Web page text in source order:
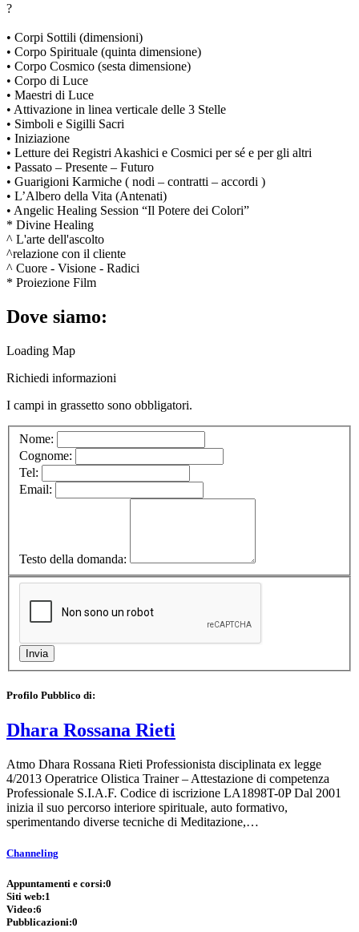
?
• Corpi Sottili (dimensioni)
• Corpo Spirituale (quinta dimensione)
• Corpo Cosmico (sesta dimensione)
• Corpo di Luce
• Maestri di Luce
• Attivazione in linea verticale delle 3 Stelle
• Simboli e Sigilli Sacri
• Iniziazione
• Letture dei Registri Akashici e Cosmici per sé e per gli altri
• Passato – Presente – Futuro
• Guarigioni Karmiche ( nodi – contratti – accordi )
• L’Albero della Vita (Antenati)
• Angelic Healing Session “Il Potere dei Colori”
* Divine Healing
^ L'arte dell'ascolto
^relazione con il cliente
^ Cuore - Visione - Radici
* Proiezione Film
Dove siamo:
Loading Map
Richiedi informazioni
I campi in grassetto sono obbligatori.
Nome:
Cognome:
Tel:
Email:
Testo della domanda:
Profilo Pubblico di:
Dhara Rossana Rieti
Atmo Dhara Rossana Rieti Professionista disciplinata ex legge
4/2013 Operatrice Olistica Trainer – Attestazione di competenza
Professionale S.I.A.F. Codice di iscrizione LA1898T-0P Dal 2001
inizia il suo percorso interiore spirituale, auto formativo,
sperimentando diverse tecniche di Meditazione,…
Channeling
Appuntamenti e corsi:0
Siti web:1
Video:6
Pubblicazioni:0